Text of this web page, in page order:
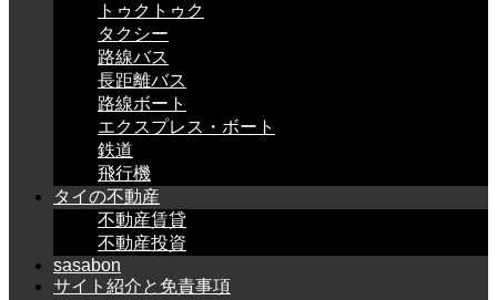
トゥクトゥク
タクシー
路線バス
長距離バス
路線ボート
エクスプレス・ボート
鉄道
飛行機
タイの不動産
不動産賃貸
不動産投資
sasabon
サイト紹介と免責事項